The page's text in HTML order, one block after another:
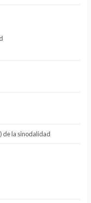
de la sinodalidad